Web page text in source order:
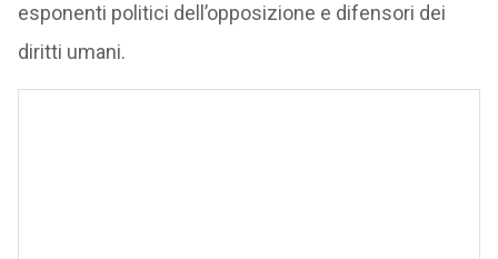
esponenti politici dell’opposizione e difensori dei
diritti umani.